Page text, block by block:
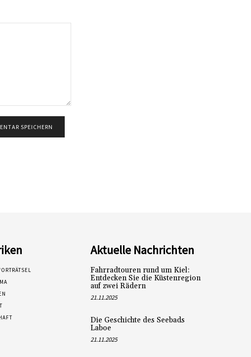
Aktuelle Nachrichten
Fahrradtouren rund um Kiel:
Entdecken Sie die Küstenregion
auf zwei Rädern
21.11.2025
Die Geschichte des Seebads
Laboe
21.11.2025